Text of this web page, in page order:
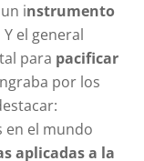
instrumento
Y el general
para pacificar
por los
en el mundo
aplicadas a la